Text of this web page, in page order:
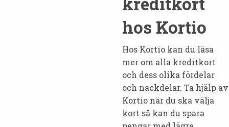
hos Kortio
Hos Kortio kan du läsa
mer om alla kreditkort
och dess olika fördelar
och nackdelar. Ta hjälp av
Kortio när du ska välja
kort så kan du spara